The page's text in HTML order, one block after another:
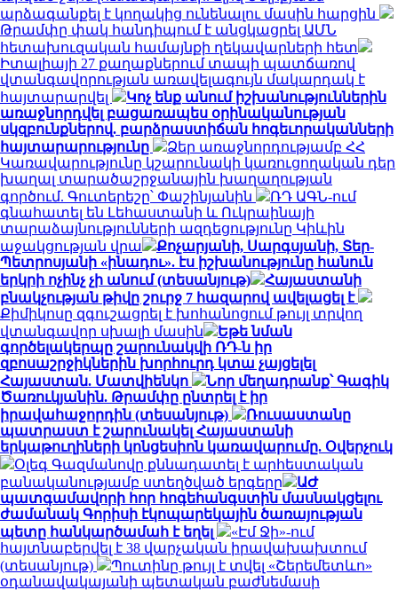
արձագանքել է կողակից ունենալու մասին հարցին
Թրամփը փակ հանդիպում է անցկացրել ԱՄՆ
հետախուզական համայնքի ղեկավարների հետ
Իտալիայի 27 քաղաքներում տապի պատճառով
վտանգավորության առավելագույն մակարդակ է
հայտարարվել
Կոչ ենք անում իշխանություններին
առաջնորդվել բացառապես օրինականության
սկզբունքներով. բարձրաստիճան հոգեւորականների
հայտարարությունը
Ձեր առաջնորդությամբ ՀՀ
Կառավարությունը կշարունակի կառուցողական դեր
խաղալ տարածաշրջանային խաղաղության
գործում. Գուտերեշը՝ Փաշինյանին
ՌԴ ԱԳՆ-ում
գնահատել են Լեհաստանի և Ուկրաինայի
տարաձայնությունների ազդեցությունը Կիևին
աջակցության վրա
Քոչարյանի, Սարգսյանի, Տեր-
Պետրոսյանի «ինադու». էս իշխանությունը հանուն
երկրի ոչինչ չի անում (տեսանյութ)
Հայաստանի
բնակչության թիվը շուրջ 7 հազարով ավելացել է
Քիմիկոսը զգուշացրել է խոհանոցում թույլ տրվող
վտանգավոր սխալի մասին
Եթե նման
գործելակերպը շարունակվի ՌԴ-ն իր
զբոսաշրջիկներին խորհուրդ կտա չայցելել
Հայաստան. Մատվիենկո
Նոր մեղադրանք՝ Գագիկ
Ծառուկյանին. Թրամփը ընտրել է իր
իրավահաջորդին (տեսանյութ)
Ռուսաստանը
պատրաստ է շարունակել Հայաստանի
երկաթուղիների կոնցեսիոն կառավարումը. Օվերչուկ
Օլեգ Գազմանովը քննադատել է արհեստական
բանականությամբ ստեղծված երգերը
ԱԺ
պատգամավորի հոր հոգեհանգստին մասնակցելու
ժամանակ Գորիսի էկոպարեկային ծառայության
պետը հանկարծամահ է եղել
«Էմ Ջի»-ում
հայտնաբերվել է 38 վարչական իրավախախտում
(տեսանյութ)
Պուտինը թույլ է տվել «Շերեմետևո»
օդանավակայանի պետական բաժնեմասի